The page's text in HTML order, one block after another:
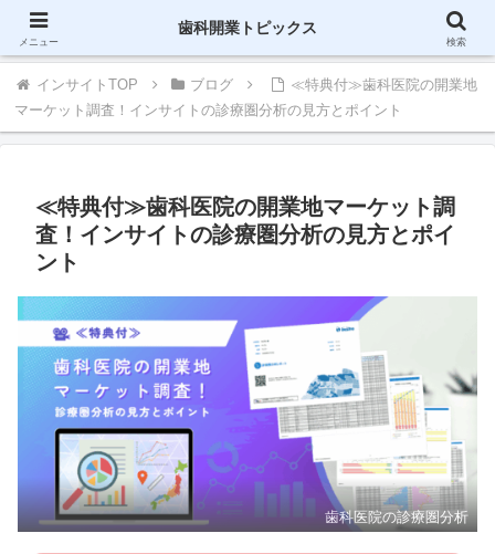
歯科に関する情報をブログで配信-インサイト
インサイトTOP ブログ
≪特典付≫歯科医院の開業地
マーケット調査！インサイトの診療圏分析の見方とポイント
≪特典付≫歯科医院の開業地マーケット調
査！インサイトの診療圏分析の見方とポイ
ント
歯科医院の診療圏分析
メニュー
歯科開業トピックス
検索